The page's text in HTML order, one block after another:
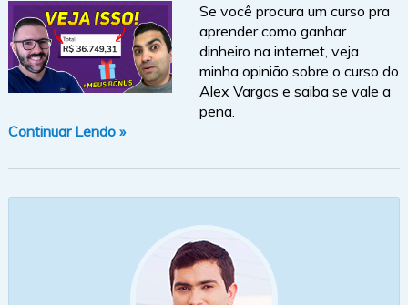
Se você procura um curso pra
aprender como ganhar
dinheiro na internet, veja
minha opinião sobre o curso do
Alex Vargas e saiba se vale a
pena.
Continuar Lendo »